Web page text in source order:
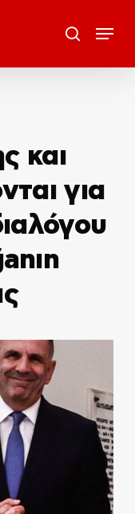
search
Menu
και
για